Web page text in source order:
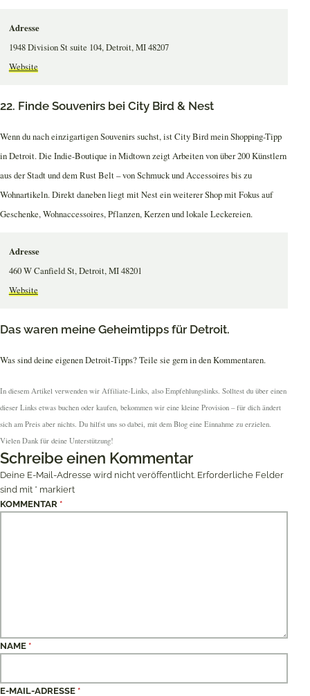
Adresse
1948 Division St suite 104, Detroit, MI 48207
Website
22. Finde Souvenirs bei City Bird & Nest
Wenn du nach einzigartigen Souvenirs suchst, ist City Bird mein Shopping-Tipp
in Detroit. Die Indie-Boutique in Midtown zeigt Arbeiten von über 200 Künstlern
aus der Stadt und dem Rust Belt – von Schmuck und Accessoires bis zu
Wohnartikeln. Direkt daneben liegt mit Nest ein weiterer Shop mit Fokus auf
Geschenke, Wohnaccessoires, Pflanzen, Kerzen und lokale Leckereien.
Adresse
460 W Canfield St, Detroit, MI 48201
Website
Das waren meine Geheimtipps für Detroit.
Was sind deine eigenen Detroit-Tipps? Teile sie gern in den Kommentaren.
In diesem Artikel verwenden wir Affiliate-Links, also Empfehlungslinks. Solltest du über einen
dieser Links etwas buchen oder kaufen, bekommen wir eine kleine Provision – für dich ändert
sich am Preis aber nichts. Du hilfst uns so dabei, mit dem Blog eine Einnahme zu erzielen.
Vielen Dank für deine Unterstützung!
Schreibe einen Kommentar
Deine E-Mail-Adresse wird nicht veröffentlicht. Erforderliche Felder
sind mit * markiert
KOMMENTAR *
NAME *
E-MAIL-ADRESSE *